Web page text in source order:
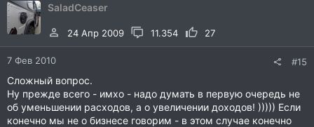
SaladCeaser
24 Апр 2009 11.354 27
7 Фев 2010 #15
Сложный вопрос.
Ну прежде всего - имхо - надо думать в первую очередь не
об уменьшении расходов, а о увеличении доходов! ))))) Если
конечно мы не о бизнесе говорим - в этом случае конечно